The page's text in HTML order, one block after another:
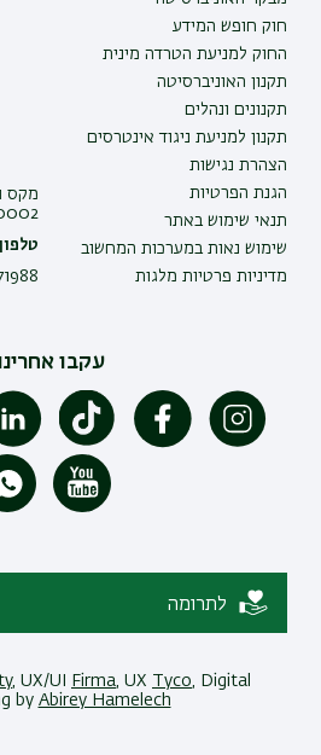
חוק חופש המידע
החוק למניעת הטרדה מינית
תקנון האוניברסיטה
תקנונים ונהלים
תקנון למניעת ניגוד אינטרסים
הצהרת נגישות
הגנת הפרטיות
תנאי שימוש באתר
שימוש נאות במערכות המחשוב
מדיניות פרטיות מלגות
מקס
עקבו
לתרומה
, UX/UI Firma , UX Tyco , Digital
by Abirey Hamelech